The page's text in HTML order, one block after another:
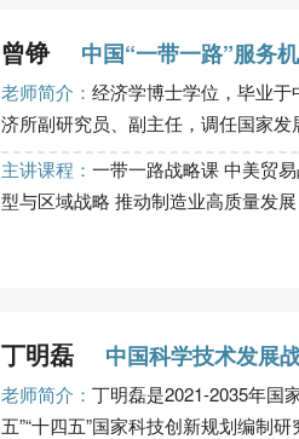
曾铮 中国“一带一路”服务
老师简介： 经济学博士学位，毕业
济所副研究员、副主任，调任国家发
主讲课程： 一带一路战略课 中美贸
型与区域战略 推动制造业高质量发
丁明磊 中国科学技术发展
老师简介： 丁明磊是2021-2035年国
五”“十四五”国家科技创新规划编制研